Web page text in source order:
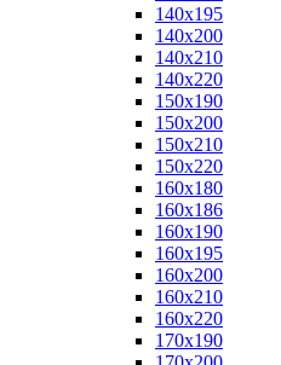
140x195
140x200
140x210
140x220
150x190
150x200
150x210
150x220
160x180
160x186
160x190
160x195
160x200
160x210
160x220
170x190